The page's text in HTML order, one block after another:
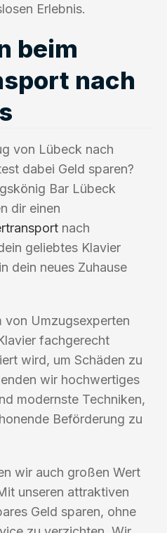
Erlebnis.
beim
nach
von Lübeck nach
dabei Geld sparen?
Bar Lübeck
dir einen
nach
geliebtes Klavier
dein neues Zuhause
von Umzugsexperten
fachgerecht
wird, um Schäden zu
wir hochwertiges
modernste Techniken,
Beförderung zu
wir auch großen Wert
unseren attraktiven
Geld sparen, ohne